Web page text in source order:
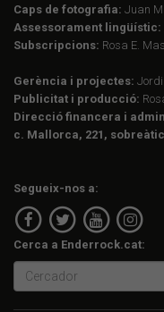
Caps de fotografia: Juan
Assessorament lingüístic:
Subscripcions: Rosa E.
Gerència i projectes: Jordi
Publicitat i producció:
Direcció financera i
c. Mallorca, 221, sobreàtic
Segueix-nos a:
Cerca a Enderrock.cat: